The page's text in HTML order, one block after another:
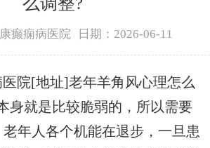
癫痫病医院 日期：2026-06-11
医院[地址]老年羊角风心理怎么
身就是比较脆弱的，所以需要
年人各个机能在退步，一旦患